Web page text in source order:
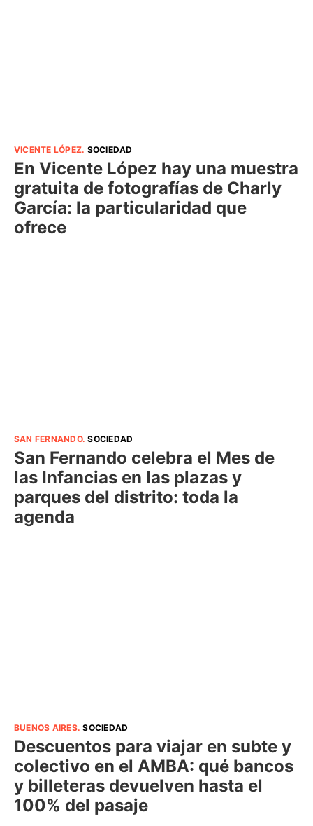
VICENTE LÓPEZ. SOCIEDAD
En Vicente López hay una muestra
gratuita de fotografías de Charly
García: la particularidad que
ofrece
SAN FERNANDO.SOCIEDAD
San Fernando celebra el Mes de
las Infancias en las plazas y
parques del distrito: toda la
agenda
BUENOS AIRES.SOCIEDAD
Descuentos para viajar en subte y
colectivo en el AMBA: qué bancos
y billeteras devuelven hasta el
100% del pasaje